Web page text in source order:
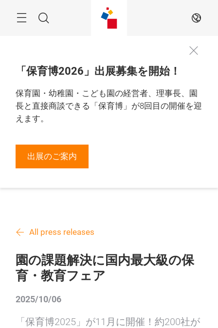
Search JA
「保育博2026」出展募集を開始！
保育園・幼稚園・こども園の経営者、理事長、園
長と直接商談できる「保育博」が8回目の開催を迎
えます。
出展のご案内
All press releases
園の課題解決に国内最大級の保
育・教育フェア
2025/10/06
「保育博2025」が11月に開催！約200社が